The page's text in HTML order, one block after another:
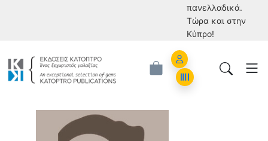
πανελλαδικά.
Tώρα και στην
Κύπρο!
Account
Orders
Jacques Hadamard